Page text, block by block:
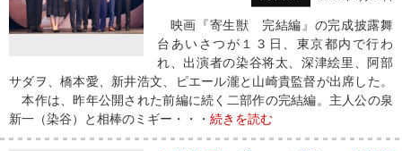
映画『寄生獣 完結編』の完成披露舞
台あいさつが１３日、東京都内で行わ
れ、出演者の染谷将太、深津絵里、阿部
サダヲ、橋本愛、新井浩文、ピエール瀧と山崎貴監督が出席した。
本作は、昨年公開された前編に続く二部作の完結編。主人公の泉
新一（染谷）と相棒のミギー・・・ 続きを読む